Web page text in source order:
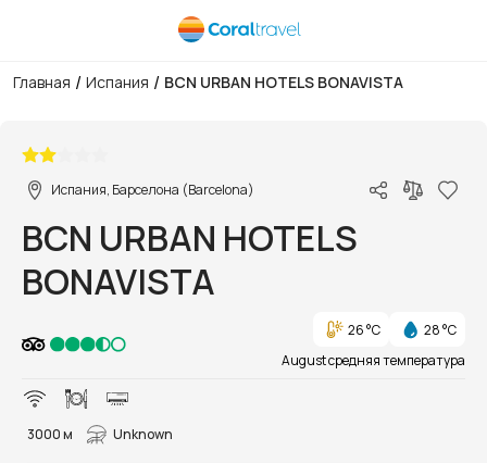
Главная / Испания / BCN URBAN HOTELS BONAVISTA
Испания, Барселона (Barcelona)
BCN URBAN HOTELS
BONAVISTA
26 °C
28 °C
August средняя температура
3000 м Unknown